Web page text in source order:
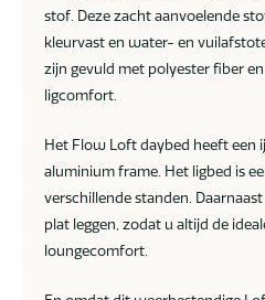
stof. Deze zacht aanvoelende
kleurvast en water- en
zijn gevuld met polyester fiber
ligcomfort.
Het Flow Loft daybed heeft een
aluminium frame. Het ligbed is
verschillende standen.
plat leggen, zodat u altijd de
loungecomfort.